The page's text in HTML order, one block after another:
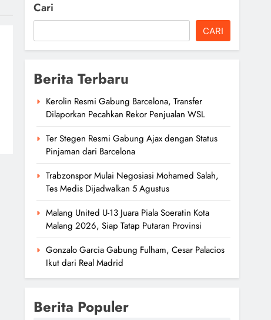
Cari
CARI
Berita Terbaru
Kerolin Resmi Gabung Barcelona, Transfer
Dilaporkan Pecahkan Rekor Penjualan WSL
Ter Stegen Resmi Gabung Ajax dengan Status
Pinjaman dari Barcelona
Trabzonspor Mulai Negosiasi Mohamed Salah,
Tes Medis Dijadwalkan 5 Agustus
Malang United U-13 Juara Piala Soeratin Kota
Malang 2026, Siap Tatap Putaran Provinsi
Gonzalo Garcia Gabung Fulham, Cesar Palacios
Ikut dari Real Madrid
Berita Populer